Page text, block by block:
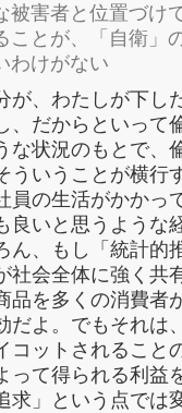
被害者と位置づけ
ことが、「自衛」
わけがない
が、わたしが下し
だからといって
な状況のもとで、
ういうことが横行
員の生活がかかっ
良いと思うような
、もし「統計的
社会全体に強く共
品を多くの消費者
だよ。でもそれは
コットされること
って得られる利益
求」という点では